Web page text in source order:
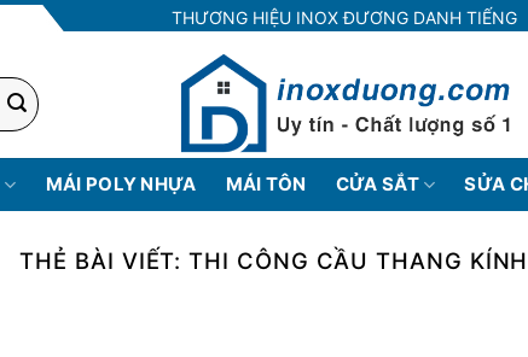
THƯƠNG HIỆU INOX ĐƯƠNG DANH TIẾNG
MÁI POLY NHỰA MÁI TÔN CỬA SẮT SỬA
THẺ BÀI VIẾT:THI CÔNG CẦU THANG